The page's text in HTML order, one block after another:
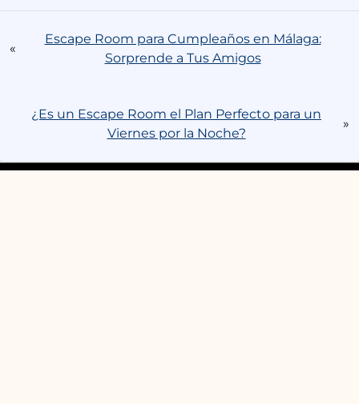
«
Escape Room para Cumpleaños en Málaga:
Sorprende a Tus Amigos
¿Es un Escape Room el Plan Perfecto para un
Viernes por la Noche?
»